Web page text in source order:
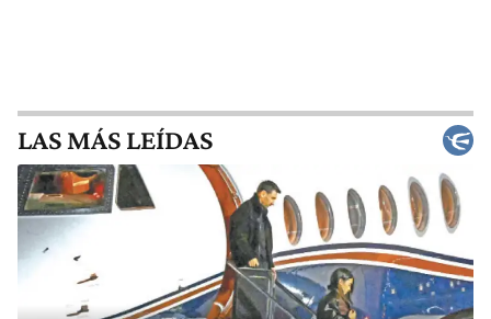
LAS MÁS LEÍDAS